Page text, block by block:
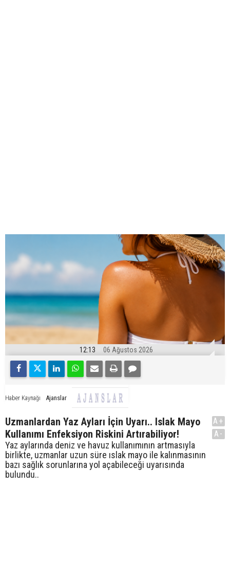
12:13 06 Ağustos 2026
Haber Kaynağı Ajanslar
Uzmanlardan Yaz Ayları İçin Uyarı.. Islak Mayo
Kullanımı Enfeksiyon Riskini Artırabiliyor!
Yaz aylarında deniz ve havuz kullanımının artmasıyla
birlikte, uzmanlar uzun süre ıslak mayo ile kalınmasının
bazı sağlık sorunlarına yol açabileceği uyarısında
bulundu..
A+
A-